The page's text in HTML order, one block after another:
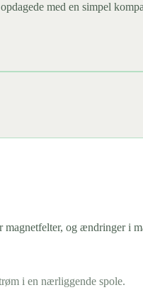
med en simpel
og ændringer i
i en nærliggende spole.